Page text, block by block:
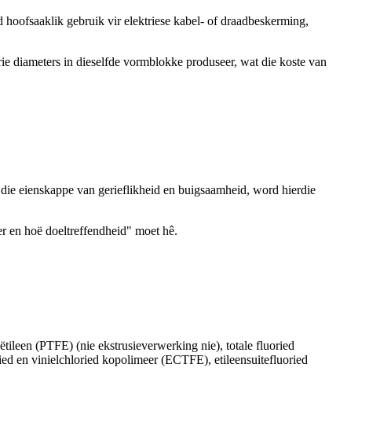
gebruik vir elektriese kabel- of draadbeskerming,
diameters in dieselfde vormblokke produseer, wat die koste van
eienskappe van gerieflikheid en buigsaamheid, word hierdie
en hoë doeltreffendheid" moet hê.
(PTFE) (nie ekstrusieverwerking nie), totale fluoried
en vinielchloried kopolimeer (ECTFE), etileensuitefluoried